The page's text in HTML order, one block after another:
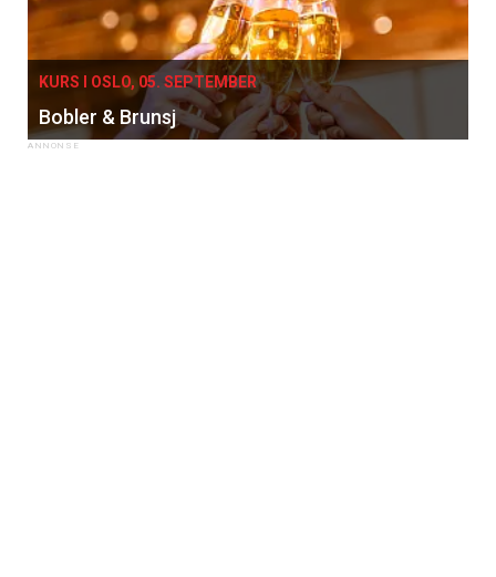
KURS I OSLO, 05. SEPTEMBER
Bobler & Brunsj